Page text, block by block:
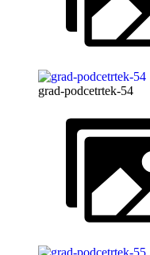
grad-podcetrtek-54